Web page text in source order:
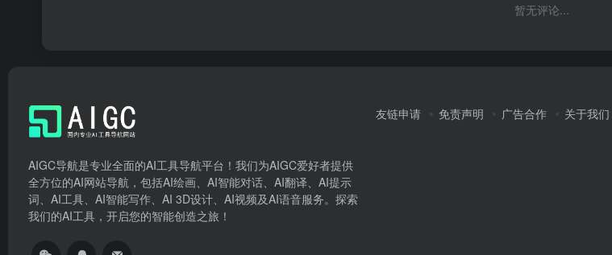
暂无评论...
AIGC导航是专业全面的AI工具导航平台！我们为AIGC爱好者提供
全方位的AI网站导航，包括AI绘画、AI智能对话、AI翻译、AI提示
词、AI工具、AI智能写作、AI 3D设计、AI视频及AI语音服务。探索
我们的AI工具，开启您的智能创造之旅！
友链申请 免责声明 广告合作 关于我们